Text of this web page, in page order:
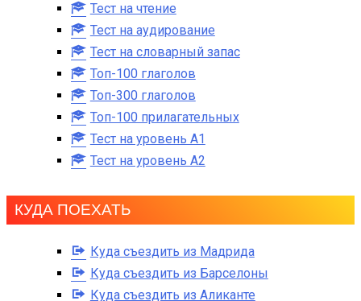
Тест на чтение
Тест на аудирование
Тест на словарный запас
Топ-100 глаголов
Топ-300 глаголов
Топ-100 прилагательных
Тест на уровень A1
Тест на уровень A2
КУДА ПОЕХАТЬ
Куда съездить из Мадрида
Куда съездить из Барселоны
Куда съездить из Аликанте